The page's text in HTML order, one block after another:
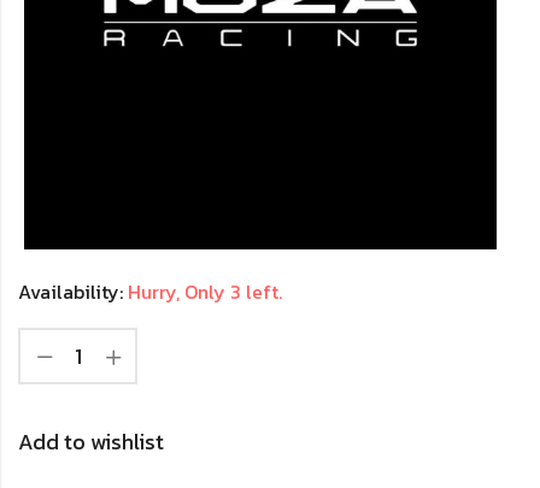
Availability: Hurry, Only 3 left.
Add to wishlist